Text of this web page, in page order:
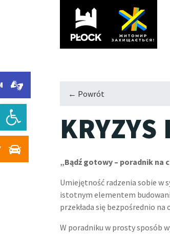
Otwórz pasek narzędzi
← Powrót
KRYZYS
„Bądź gotowy – poradnik na
Umiejętność radzenia sobie w
istotnym elementem
przekłada się bezpośrednio na
W poradniku w prosty sposób